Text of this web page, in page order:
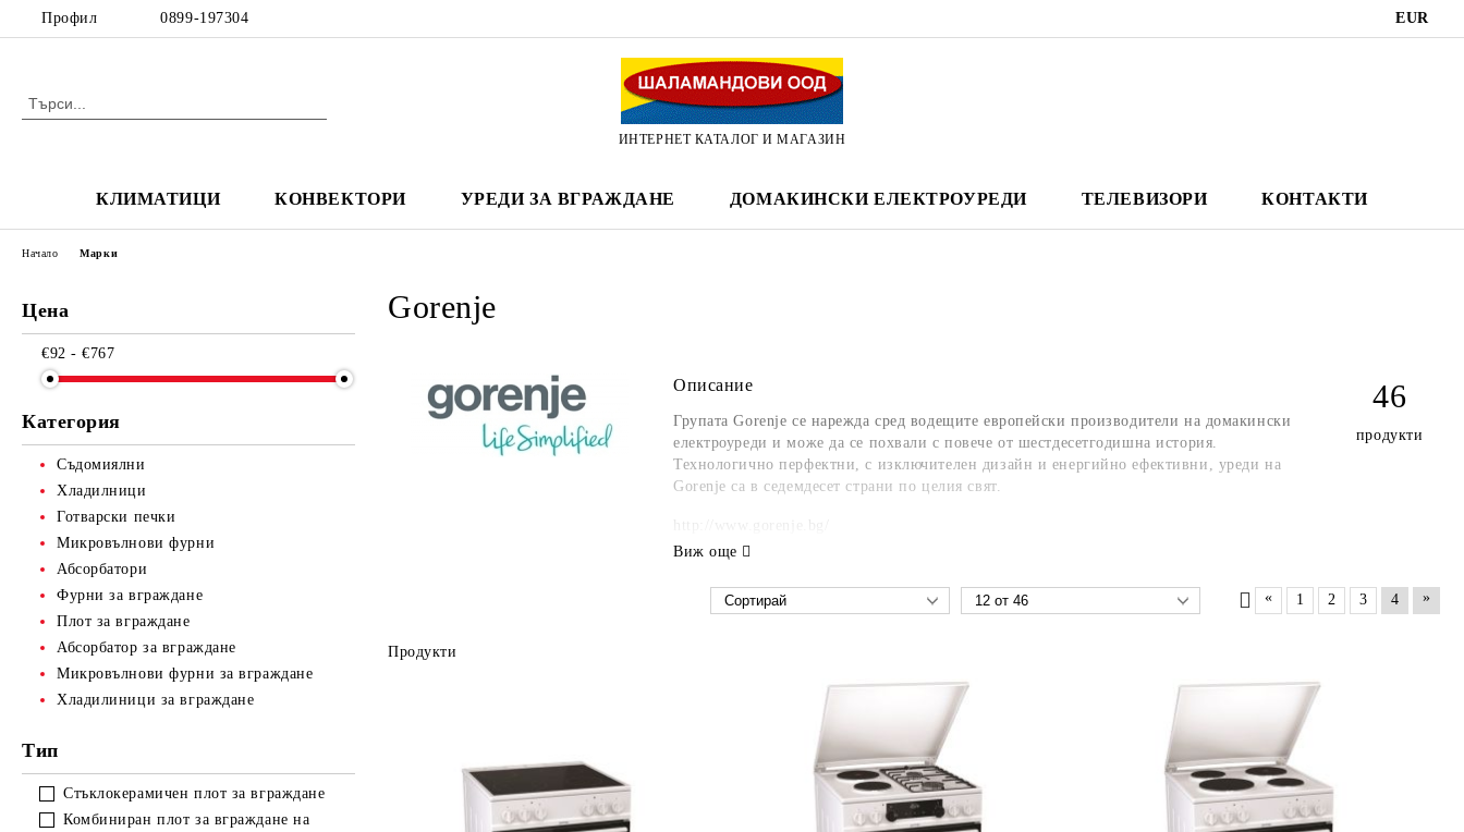
Профил 0899-197304 EUR
ИНТЕРНЕТ КАТАЛОГ И МАГАЗИН
КЛИМАТИЦИ КОНВЕКТОРИ УРЕДИ ЗА ВГРАЖДАНЕ ДОМАКИНСКИ ЕЛЕКТРОУРЕДИ ТЕЛЕВИЗОРИ КОНТАКТИ
Цена
€92 - €767
Категория
Съдомиялни
Хладилници
Готварски печки
Микровълнови фурни
Абсорбатори
Фурни за вграждане
Плот за вграждане
Абсорбатор за вграждане
Микровълнови фурни за вграждане
Хладилиници за вграждане
Тип
Стъклокерамичен плот за вграждане
Комбиниран плот за вграждане на
Начало Марки
Gorenje
Описание
Групата Gorenje се нарежда сред водещите европейски производители на домакински
електроуреди и може да се похвали с повече от шестдесетгодишна история.
Технологично перфектни, с изключителен дизайн и енергийно ефективни, уреди на
Gorenje са в седемдесет страни по целия свят.
Виж още
46
продукти
« 1 2 3 4 »
Продукти